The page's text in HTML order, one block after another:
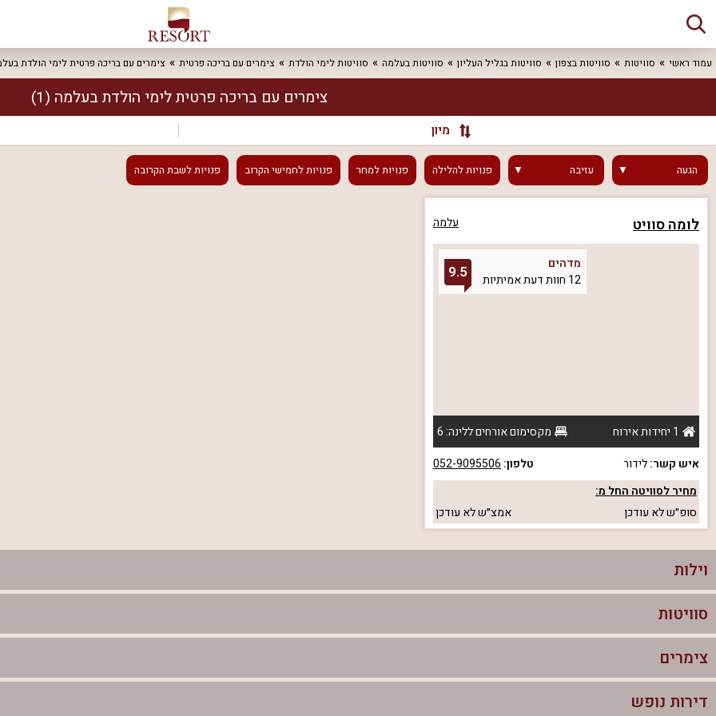
עמוד ראשי סוויטות סוויטות בצפון סוויטות בגליל העליון סוויטות בעלמה סוויטות לימי הולדת צימרים עם בריכה פרטית צימרים עם בריכה פרטית לימי הולדת
צימרים עם בריכה פרטית לימי הולדת בעלמה (1)
מיון
הגעה עזיבה פנויותלהלילה פנויותלמחר פנויותלחמישי הקרוב פנויותלשבת הקרובה
לומה סוויט עלמה
מדהים
12 חוות דעת אמיתיות
9.5
1 יחידות אירוח
מקסימום אורחים ללינה: 6
איש קשר:לידור טלפון: 052-9095506
מחיר לסוויטה החל מ:
סופ״שלא עודכן אמצ״שלא עודכן
וילות
וילות בצפון
וילות להשכרה
סוויטות
סוויטות בצפון
צימרים לזוגות עם בריכה פרטית
צימרים
צימרים בצפון
דירות נופש